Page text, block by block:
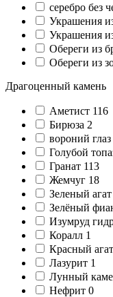
серебро без
Украшения
Украшения
Обереги из
Обереги из
Драгоценный камень
Аметист 116
Бирюза 2
вороний
Голубой
Гранат 113
Жемчуг 18
Зеленый агат
Зелёный
Изумруд
Коралл 1
Красный агат
Лазурит 1
Лунный
Нефрит 0